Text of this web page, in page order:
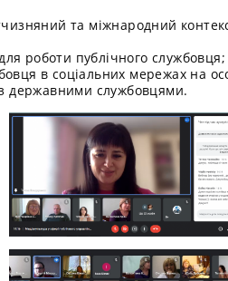
та міжнародний
роботи публічного службовця;
в соціальних мережах на
державними службовцями.